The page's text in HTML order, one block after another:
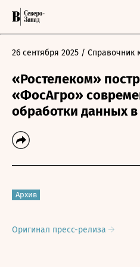
26 сентября 2025 / Справочник
«Ростелеком»
«ФосАгро»
обработки данных
Архив
Оригинал пресс-релиза